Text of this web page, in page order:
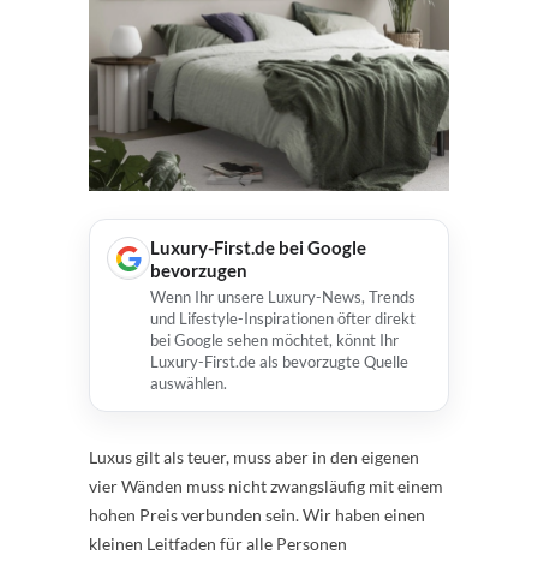
Luxury-First.de bei Google
bevorzugen
Wenn Ihr unsere Luxury-News, Trends
und Lifestyle-Inspirationen öfter direkt
bei Google sehen möchtet, könnt Ihr
Luxury-First.de als bevorzugte Quelle
auswählen.
Luxus gilt als teuer, muss aber in den eigenen
vier Wänden muss nicht zwangsläufig mit einem
hohen Preis verbunden sein. Wir haben einen
kleinen Leitfaden für alle Personen